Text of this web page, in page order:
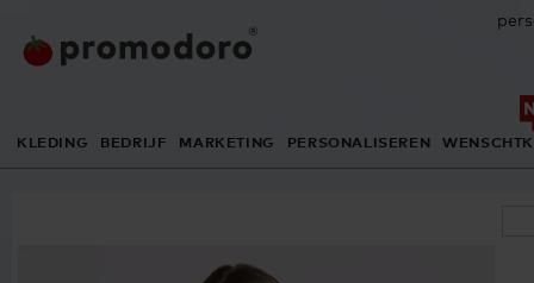
KLEDING BEDRIJF MARKETING PERSONALISEREN